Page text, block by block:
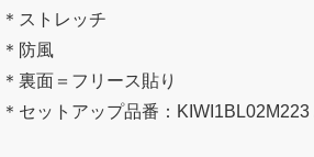
＊ストレッチ
＊防風
＊裏面＝フリース貼り
＊セットアップ品番：